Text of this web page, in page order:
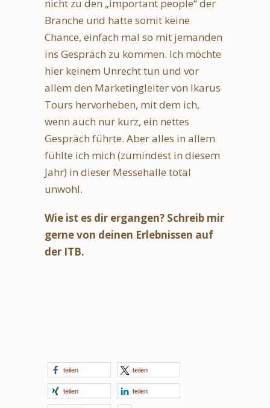
nicht zu den „important people“ der
Branche und hatte somit keine
Chance, einfach mal so mit jemanden
ins Gespräch zu kommen. Ich möchte
hier keinem Unrecht tun und vor
allem den Marketingleiter von Ikarus
Tours hervorheben, mit dem ich,
wenn auch nur kurz, ein nettes
Gespräch führte. Aber alles in allem
fühlte ich mich (zumindest in diesem
Jahr) in dieser Messehalle total
unwohl.
Wie ist es dir ergangen? Schreib mir
gerne von deinen Erlebnissen auf
der ITB.
teilen teilen
teilen teilen